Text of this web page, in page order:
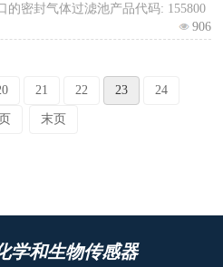
的密封气体过滤池产品代码: 155800
906
21 22 23 24
末页
学和生物传感器